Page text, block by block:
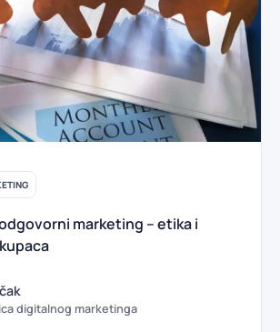
marketing – etika i
digitalnog marketinga